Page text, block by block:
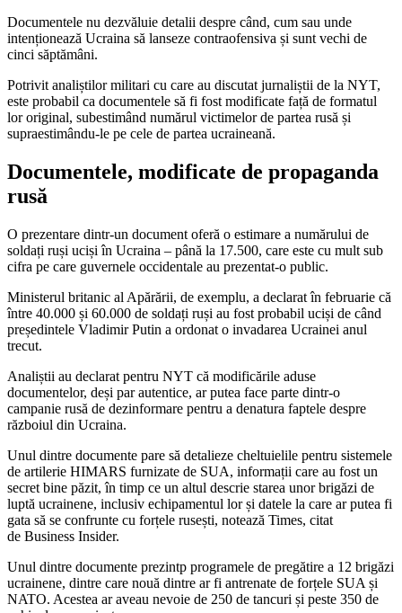
Documentele nu dezvăluie detalii despre când, cum sau unde
intenționează Ucraina să lanseze contraofensiva și sunt vechi de
cinci săptămâni.
Potrivit analiștilor militari cu care au discutat jurnaliștii de la NYT,
este probabil ca documentele să fi fost modificate față de formatul
lor original, subestimând numărul victimelor de partea rusă și
supraestimându-le pe cele de partea ucraineană.
Documentele, modificate de propaganda
rusă
O prezentare dintr-un document oferă o estimare a numărului de
soldați ruși uciși în Ucraina – până la 17.500, care este cu mult sub
cifra pe care guvernele occidentale au prezentat-o public.
Ministerul britanic al Apărării, de exemplu, a declarat în februarie că
între 40.000 și 60.000 de soldați ruși au fost probabil uciși de când
președintele Vladimir Putin a ordonat o invadarea Ucrainei anul
trecut.
Analiștii au declarat pentru NYT că modificările aduse
documentelor, deși par autentice, ar putea face parte dintr-o
campanie rusă de dezinformare pentru a denatura faptele despre
războiul din Ucraina.
Unul dintre documente pare să detalieze cheltuielile pentru sistemele
de artilerie HIMARS furnizate de SUA, informații care au fost un
secret bine păzit, în timp ce un altul descrie starea unor brigăzi de
luptă ucrainene, inclusiv echipamentul lor și datele la care ar putea fi
gata să se confrunte cu forțele rusești, notează Times, citat
de Business Insider.
Unul dintre documente prezintp programele de pregătire a 12 brigăzi
ucrainene, dintre care nouă dintre ar fi antrenate de forțele SUA și
NATO. Acestea ar aveau nevoie de 250 de tancuri și peste 350 de